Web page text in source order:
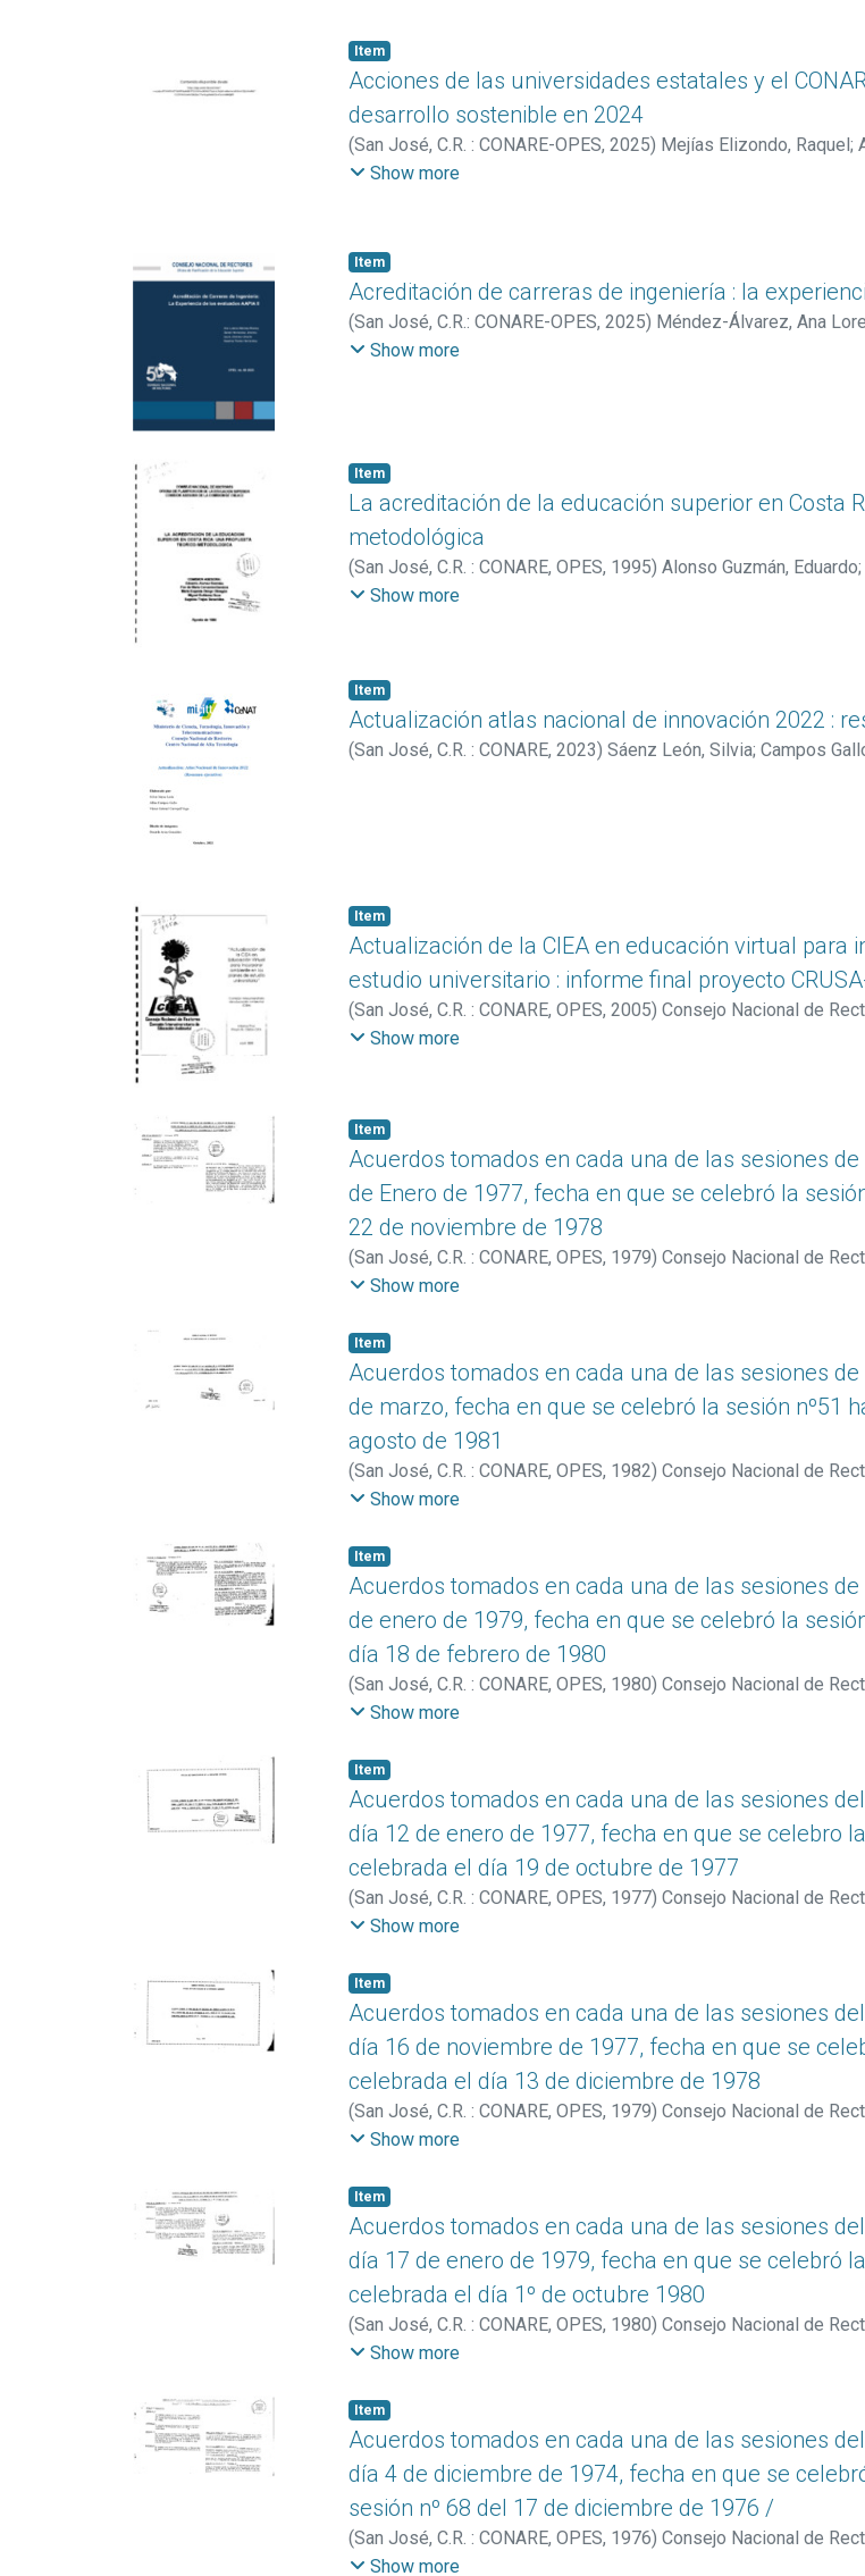
Item
Acciones de las universidades estatales y el
desarrollo sostenible en 2024
(San José, C.R. : CONARE-OPES, 2025) Mejías Elizondo, Raquel;
Montero Matamoros, Alejandra
Show more
Item
Acreditación de carreras de ingeniería : la
(San José, C.R.: CONARE-OPES, 2025) Méndez-Álvarez, Ana
Laura;Perera Hernández, Katalina
Show more
Item
La acreditación de la educación superior en Costa
metodológica
(San José, C.R. : CONARE, OPES, 1995) Alonso Guzmán, Eduardo;
María Eugenia
Show more
Item
Actualización atlas nacional de innovación 2022 :
(San José, C.R. : CONARE, 2023) Sáenz León, Silvia; Campos
Item
Actualización de la CIEA en educación virtual para
estudio universitario : informe final proyecto
(San José, C.R. : CONARE, OPES, 2005) Consejo Nacional de
Educación Ambiental (CIEA)
Show more
Item
Acuerdos tomados en cada una de las sesiones
de Enero de 1977, fecha en que se celebró la
22 de noviembre de 1978
(San José, C.R. : CONARE, OPES, 1979) Consejo Nacional de
Educación Superior
Show more
Item
Acuerdos tomados en cada una de las sesiones
de marzo, fecha en que se celebró la sesión nº51
agosto de 1981
(San José, C.R. : CONARE, OPES, 1982) Consejo Nacional de
Educación Superior
Show more
Item
Acuerdos tomados en cada una de las sesiones
de enero de 1979, fecha en que se celebró la
día 18 de febrero de 1980
(San José, C.R. : CONARE, OPES, 1980) Consejo Nacional de
Educación Superior
Show more
Item
Acuerdos tomados en cada una de las sesiones
día 12 de enero de 1977, fecha en que se celebro
celebrada el día 19 de octubre de 1977
(San José, C.R. : CONARE, OPES, 1977) Consejo Nacional de
Educación Superior
Show more
Item
Acuerdos tomados en cada una de las sesiones
día 16 de noviembre de 1977, fecha en que se
celebrada el día 13 de diciembre de 1978
(San José, C.R. : CONARE, OPES, 1979) Consejo Nacional de
Educación Superior
Show more
Item
Acuerdos tomados en cada una de las sesiones
día 17 de enero de 1979, fecha en que se celebró
celebrada el día 1º de octubre 1980
(San José, C.R. : CONARE, OPES, 1980) Consejo Nacional de
Educación Superior
Show more
Item
Acuerdos tomados en cada una de las sesiones
día 4 de diciembre de 1974, fecha en que se
sesión nº 68 del 17 de diciembre de 1976 /
(San José, C.R. : CONARE, OPES, 1976) Consejo Nacional de
Educación Superior
Show more